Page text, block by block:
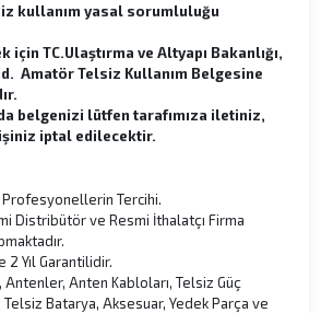
kullanım yasal sorumluluğu
için TC.Ulaştırma ve Altyapı Bakanlığı,
Amatör Telsiz Kullanım Belgesine
belgenizi lütfen tarafımıza iletiniz,
iptal edilecektir.
Tercihi.
Distribütör ve Resmi İthalatçı Firma
2 Yıl Garantilidir.
Anten Kabloları, Telsiz Güç
Telsiz Batarya, Aksesuar, Yedek Parça ve